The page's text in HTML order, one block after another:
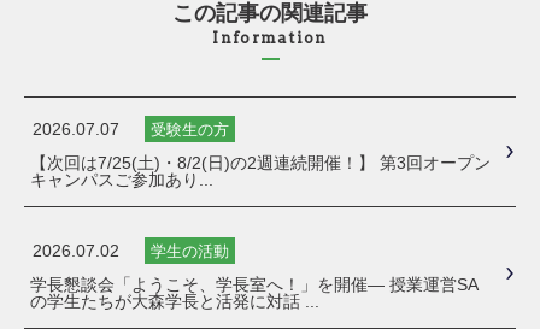
この記事の関連記事
Information
2026.07.07 受験生の方
【次回は7/25(土)・8/2(日)の2週連続開催！】 第3回オープン
キャンパスご参加あり...
2026.07.02 学生の活動
学長懇談会「ようこそ、学長室へ！」を開催― 授業運営SA
の学生たちが大森学長と活発に対話 ...